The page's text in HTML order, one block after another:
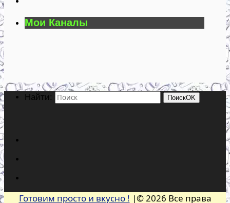
Мои Каналы
Найти: ПоискOK
Готовим просто и вкусно ! |© 2026 Все права